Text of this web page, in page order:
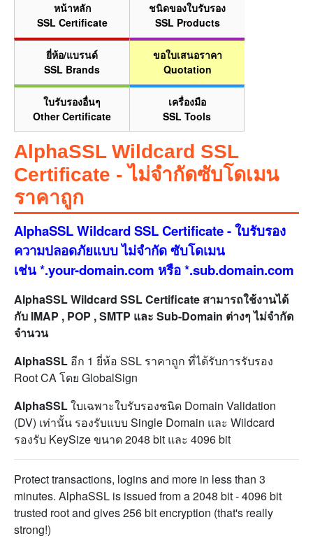
หน้าหลัก
SSL Certificate
ชนิดของใบรับรอง
SSL Products
ยี่ห้อ/แบรนด์
SSL Brands
ขอใบเสนอราคา
Quotation
ใบรับรองอื่นๆ
Other Certificate
เครื่องมือ
SSL Tools
AlphaSSL Wildcard SSL
Certificate - ไม่จำกัดซับโดเมน
ราคาถูก
AlphaSSL Wildcard SSL Certificate - ใบรับรอง
ความปลอดภัยแบบ ไม่จำกัด ซับโดเมน
เช่น *.your-domain.com หรือ *.sub.domain.com
AlphaSSL Wildcard SSL Certificate สามารถใช้งานได้
กับ IMAP , POP , SMTP และ Sub-Domain ต่างๆ ไม่จำกัด
จำนวน
AlphaSSL อีก 1 ยี่ห้อ SSL ราคาถูก ที่ได้รับการรับรอง
Root CA โดย GlobalSign
AlphaSSLใบเฉพาะใบรับรองชนิด Domain Validation
(DV) เท่านั้น รองรับแบบ Single Domain และ Wildcard
รองรับ KeySize ขนาด 2048 bit และ 4096 bit
Protect transactions, logins and more in less than 3
minutes. AlphaSSL is issued from a 2048 bit - 4096 bit
trusted root and gives 256 bit encryption (that's really
strong!)